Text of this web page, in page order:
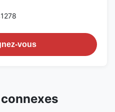
vous